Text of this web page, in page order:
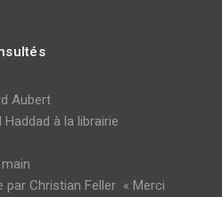
Aubert
à la librairie
par Christian Feller « Merci